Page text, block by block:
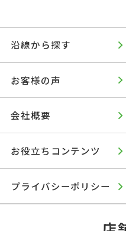
沿線から探す
お客様の声
会社概要
お役立ちコンテンツ
プライバシーポリシー